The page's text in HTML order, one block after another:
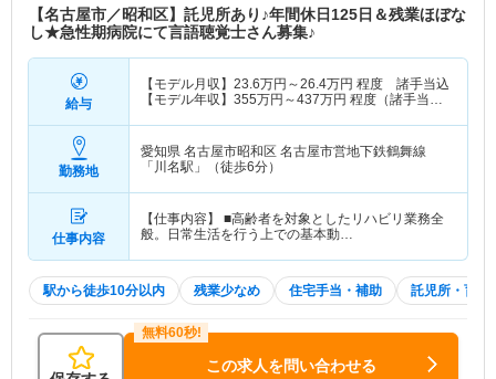
【名古屋市／昭和区】託児所あり♪年間休日125日＆残業ほぼな
し★急性期病院にて言語聴覚士さん募集♪
給与
【モデル月収】 23.6万円～26.4万円 程度 諸手当込
【モデル年収】 355万円～437万円 程度（諸手当
勤務地
愛知県 名古屋市昭和区 名古屋市営地下鉄鶴舞線
「川名駅」（徒歩6分）
仕事内容
【仕事内容】 ■高齢者を対象としたリハビリ業務全
般。日常生活を行う上での基本動…
駅から徒歩10分以内 残業少なめ 住宅手当・補助 託児所・育児
この求人を問い合わせる